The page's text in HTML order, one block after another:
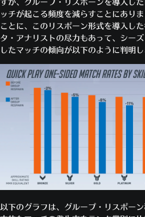
すが、グループ・リスポーンを導入し
ッチが起こる頻度を減らすことにあり
ことに、このリスポーン形式を導入し
タ・アナリストの尽力もあって、シー
したマッチの傾向が以下のように判明
以下のグラフは、グループ・リスポー